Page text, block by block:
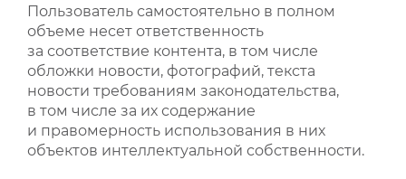
Пользователь самостоятельно в полном
объеме несет ответственность
за соответствие контента, в том числе
обложки новости, фотографий, текста
новости требованиям законодательства,
в том числе за их содержание
и правомерность использования в них
объектов интеллектуальной собственности.